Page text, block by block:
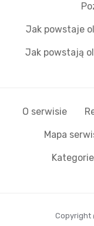
Jak powstaje
Jak powstają
O serwisie
Mapa
Kategorie
Copyright